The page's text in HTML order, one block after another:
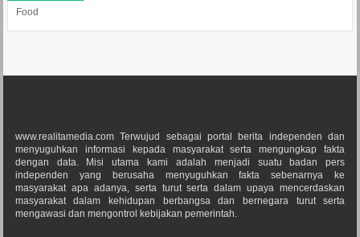
Food
www.realitamedia.com Terwujud sebagai portal berita independen dan
menyuguhkan informasi kepada masyarakat serta mengungkap fakta
dengan data. Misi utama kami adalah menjadi suatu badan pers
independen yang berusaha menyuguhkan fakta sebenarnya ke
masyarakat apa adanya, serta turut serta dalam upaya mencerdaskan
masyarakat dalam kehidupan berbangsa dan bernegara turut serta
mengawasi dan mengontrol kebijakan pemerintah.